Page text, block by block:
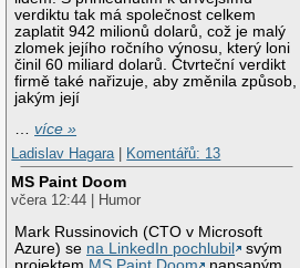
verdiktu tak má společnost celkem
zaplatit 942 milionů dolarů, což je malý
zlomek jejího ročního výnosu, který loni
činil 60 miliard dolarů. Čtvrteční verdikt
firmě také nařizuje, aby změnila způsob,
jakým její
…více »
Ladislav Hagara
Komentářů: 13
MS Paint Doom
včera 12:44 | Humor
Mark Russinovich (CTO v Microsoft
Azure) se na LinkedIn pochlubil
svým